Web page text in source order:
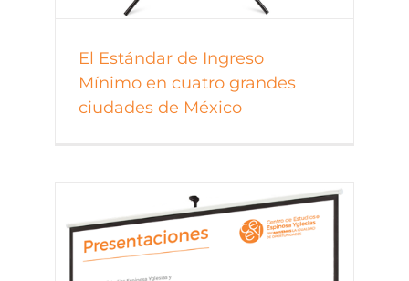
El Estándar de Ingreso
Mínimo en cuatro grandes
ciudades de México